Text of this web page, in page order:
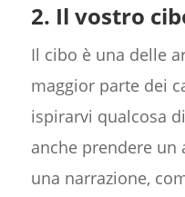
2. Il vostro
Il cibo è una delle
maggior parte dei
ispirarvi qualcosa
anche prendere
una narrazione,